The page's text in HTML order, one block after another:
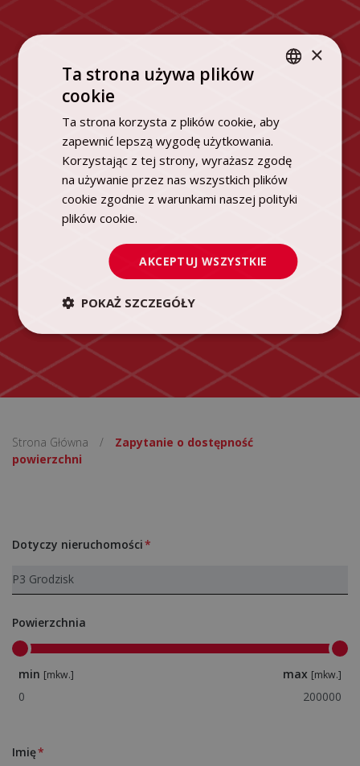
Strona Główna /
Zapytanie o dostępność
powierzchni
Dotyczy nieruchomości
Powierzchnia
min [mkw.] max [mkw.]
Imię
ENGLISH
×
Ta strona używa plików
cookie
Ta strona korzysta z plików cookie, aby
zapewnić lepszą wygodę użytkowania.
Korzystając z tej strony, wyrażasz zgodę
na używanie przez nas wszystkich plików
cookie zgodnie z warunkami naszej polityki
plików cookie.
AKCEPTUJ WSZYSTKIE
POKAŻ SZCZEGÓŁY